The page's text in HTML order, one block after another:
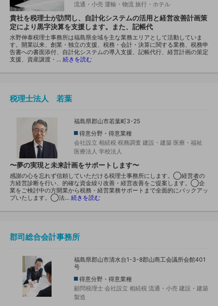
流通・小売 運輸・物流 旅行・ホテル
貴社を税理士が訪問し、自計化システムの活用と経営改善計画策
定により黒字決算を支援します。また、記帳代
水野伸泰税理士事務所は福島県全域を主な業務エリアとして活動していま
す。開業以来、創業・独立の支援、税務・会計・決算に関する業務、税務申
告書への書面添付、自計化システムの導入支援、記帳代行、経営計画の策定
支援、資産譲渡・… 続きを読む
税理士法人 若葉
福島県郡山市若葉町3-25
得意分野・得意業種
会社設立 相続税 税務調査 建設・建築 医療・福祉
医療法人 学校法人
〜夢の実現と未来計画をサポートします〜
感謝の心を忘れず信頼していただける税理士事務所にします。◯経営者の
方経営診断を行い、的確な資金繰り改善・経営改善をご提案します。◯企
業をご検討中の方開業から税務・経営業務サポートまで全面的にバックアッ
プいたします。◯法… 続きを読む
郡司総合会計事務所
福島県郡山市清水台1-3-8郡山商工会議所会館401
号
得意分野・得意業種
顧問税理士 会社設立 相続税 流通・小売 建設・建築
製造